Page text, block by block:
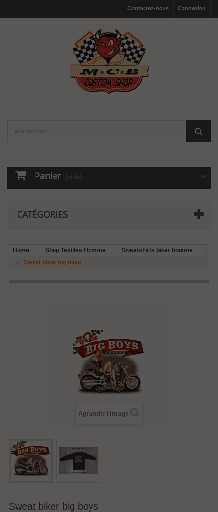
Connexion
Contactez-nous
Panier (vide)
CATÉGORIES
Home Shop Textiles Homme
Sweatshirts biker homme
Sweat biker big boys
Agrandir l'image
Sweat biker big boys